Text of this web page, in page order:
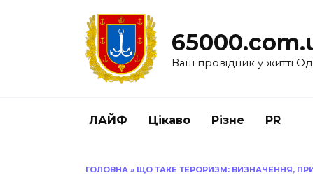
Ваш провідник у житті
ЛАЙФ Цікаво Різне PR
ГОЛОВНА » ЩО ТАКЕ ТЕРОРИЗМ: ВИЗНАЧЕННЯ,